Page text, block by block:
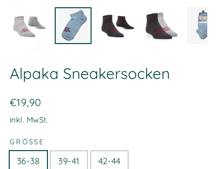
Alpaka Sneakersocken
Normaler
Preis
€19,90
inkl. MwSt.
GRÖSSE
36-38 39-41 42-44